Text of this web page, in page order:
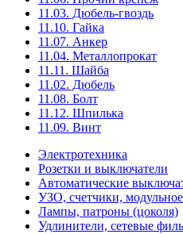
11.03. Дюбель-гвоздь
11.10. Гайка
11.07. Анкер
11.04. Металлопрокат
11.11. Шайба
11.02. Дюбель
11.08. Болт
11.12. Шпилька
11.09. Винт
Электротехника
Розетки и выключатели
Автоматические
УЗО, счетчики,
Лампы, патроны (цоколя)
Удлинители, сетевые